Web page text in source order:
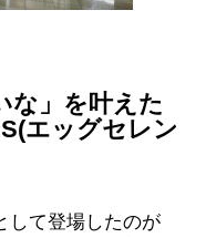
な」を叶えた
エッグセレン
して登場したのが